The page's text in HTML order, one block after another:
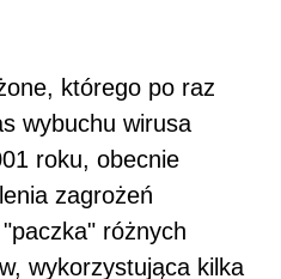
którego po raz
wybuchu wirusa
roku, obecnie
zagrożeń
różnych
wykorzystująca kilka